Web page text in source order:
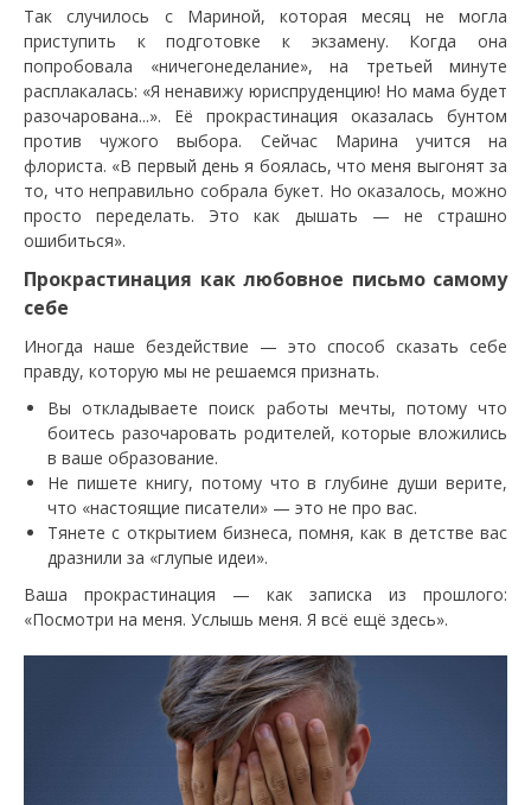
Так случилось с Мариной, которая месяц не могла
приступить к подготовке к экзамену. Когда она
попробовала «ничегонеделание», на третьей минуте
расплакалась: «Я ненавижу юриспруденцию! Но мама будет
разочарована...». Её прокрастинация оказалась бунтом
против чужого выбора. Сейчас Марина учится на
флориста. «В первый день я боялась, что меня выгонят за
то, что неправильно собрала букет. Но оказалось, можно
просто переделать. Это как дышать — не страшно
ошибиться».
Прокрастинация как любовное письмо самому
себе
Иногда наше бездействие — это способ сказать себе
правду, которую мы не решаемся признать.
Вы откладываете поиск работы мечты, потому что
боитесь разочаровать родителей, которые вложились
в ваше образование.
Не пишете книгу, потому что в глубине души верите,
что «настоящие писатели» — это не про вас.
Тянете с открытием бизнеса, помня, как в детстве вас
дразнили за «глупые идеи».
Ваша прокрастинация — как записка из прошлого:
«Посмотри на меня. Услышь меня. Я всё ещё здесь».